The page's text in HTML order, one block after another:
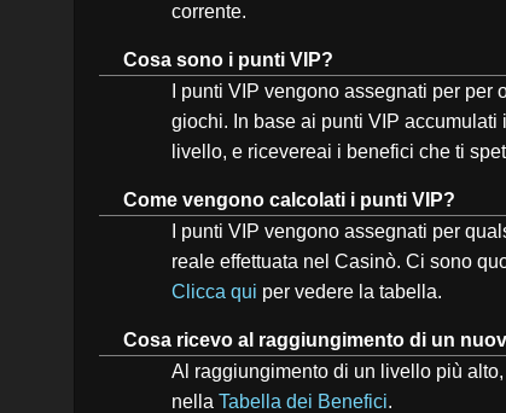
corrente.
Cosa sono i punti VIP?
I punti VIP vengono assegnati per per
giochi. In base ai punti VIP accumulati
livello, e ricevereai i benefici che ti
Come vengono calcolati i punti VIP?
I punti VIP vengono assegnati per
reale effettuata nel Casinò. Ci sono
Clicca qui per vedere la tabella.
Cosa ricevo al raggiungimento di un
Al raggiungimento di un livello più
nella Tabella dei Benefici.